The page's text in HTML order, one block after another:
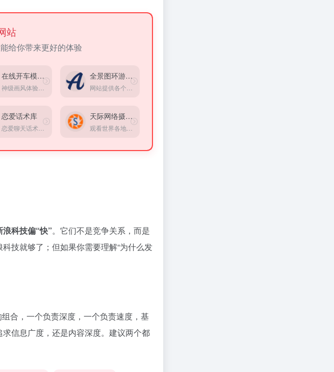
站
给你带来更好的体验
在线开车模拟器 全景图环游世界
恋爱话术库 天际网络摄像头
观看世界各地景区的实时摄像头画面
科技偏“快”。它们不是竞争关系，而是
技就够了；但如果你需要理解“为什么发
合，一个负责深度，一个负责速度，基
信息广度，还是内容深度。建议两个都